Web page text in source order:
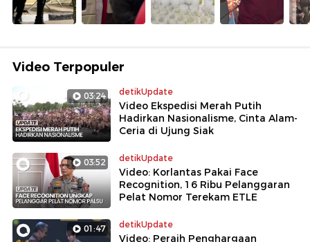
Video Terpopuler
03:24 detikUpdate
Video Ekspedisi Merah Putih
Hadirkan Nasionalisme, Cinta Alam-
Ceria di Ujung Siak
03:52 detikUpdate
Video: Korlantas Pakai Face
Recognition, 16 Ribu Pelanggaran
Pelat Nomor Terekam ETLE
01:47 detikUpdate
Video: Peraih Penghargaan